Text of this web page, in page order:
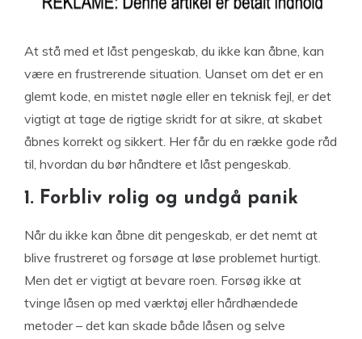
At stå med et låst pengeskab, du ikke kan åbne, kan
være en frustrerende situation. Uanset om det er en
glemt kode, en mistet nøgle eller en teknisk fejl, er det
vigtigt at tage de rigtige skridt for at sikre, at skabet
åbnes korrekt og sikkert. Her får du en række gode råd
til, hvordan du bør håndtere et låst pengeskab.
1. Forbliv rolig og undgå panik
Når du ikke kan åbne dit pengeskab, er det nemt at
blive frustreret og forsøge at løse problemet hurtigt.
Men det er vigtigt at bevare roen. Forsøg ikke at
tvinge låsen op med værktøj eller hårdhændede
metoder – det kan skade både låsen og selve